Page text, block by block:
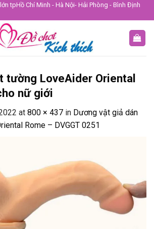
tpHồ Chí Minh - Hà Nội- Hải Phòng - Bình Định
tường LoveAider Oriental
nữ giới
at 800 × 437 in Dương vật giả dán
Rome – DVGGT 0251